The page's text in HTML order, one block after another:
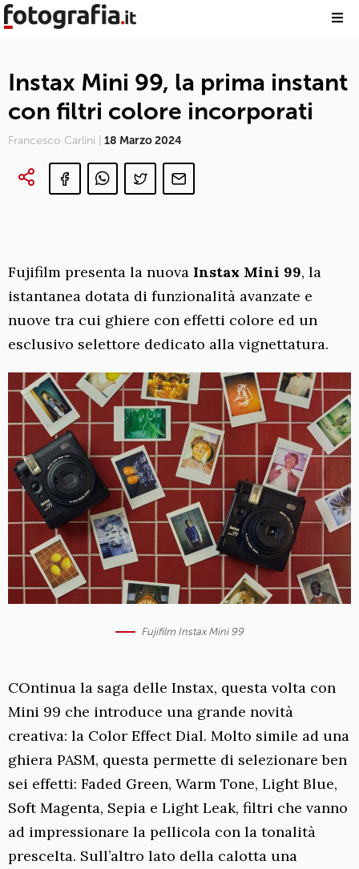
Instax Mini 99, la prima instant
con filtri colore incorporati
Francesco Carlini | 18 Marzo 2024
Fujifilm presenta la nuova Instax Mini 99, la
istantanea dotata di funzionalità avanzate e
nuove tra cui ghiere con effetti colore ed un
esclusivo selettore dedicato alla vignettatura.
Fujifilm Instax Mini 99
COntinua la saga delle Instax, questa volta con
Mini 99 che introduce una grande novità
creativa: la Color Effect Dial. Molto simile ad una
ghiera PASM, questa permette di selezionare ben
sei effetti: Faded Green, Warm Tone, Light Blue,
Soft Magenta, Sepia e Light Leak, filtri che vanno
ad impressionare la pellicola con la tonalità
prescelta. Sull’altro lato della calotta una